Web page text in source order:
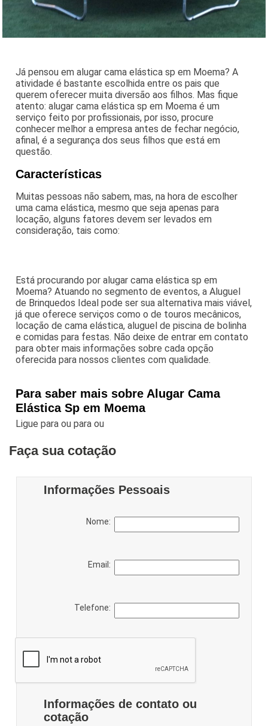
Já pensou em alugar cama elástica sp em Moema? A
atividade é bastante escolhida entre os pais que
querem oferecer muita diversão aos filhos. Mas fique
atento: alugar cama elástica sp em Moema é um
serviço feito por profissionais, por isso, procure
conhecer melhor a empresa antes de fechar negócio,
afinal, é a segurança dos seus filhos que está em
questão.
Características
Muitas pessoas não sabem, mas, na hora de escolher
uma cama elástica, mesmo que seja apenas para
locação, alguns fatores devem ser levados em
consideração, tais como:
Está procurando por alugar cama elástica sp em
Moema? Atuando no segmento de eventos, a Aluguel
de Brinquedos Ideal pode ser sua alternativa mais viável,
já que oferece serviços como o de touros mecânicos,
locação de cama elástica, aluguel de piscina de bolinha
e comidas para festas. Não deixe de entrar em contato
para obter mais informações sobre cada opção
oferecida para nossos clientes com qualidade.
Para saber mais sobre Alugar Cama
Elástica Sp em Moema
Ligue paraou paraou
Faça sua cotação
Informações Pessoais
Nome:
Email:
Telefone:
Informações de contato ou
cotação